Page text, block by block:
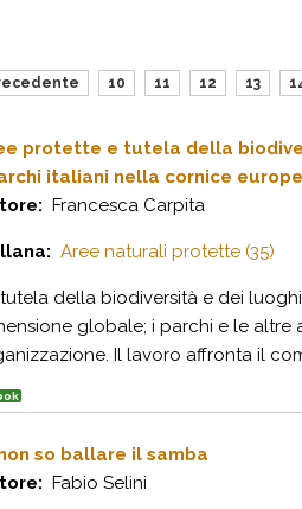
10 11 12 13
protette e tutela della
italiani nella cornice
Francesca Carpita
Aree naturali protette (35)
della biodiversità e dei
globale; i parchi e le
Il lavoro affronta il
so ballare il samba
Fabio Selini